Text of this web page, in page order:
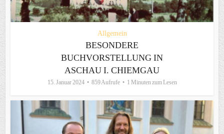
Allgemein
BESONDERE
BUCHVORSTELLUNG IN
ASCHAU I. CHIEMGAU
15. Januar 2024 859 Aufrufe 1 Minuten zum Lesen